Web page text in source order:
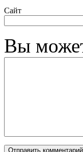
Сайт
Вы